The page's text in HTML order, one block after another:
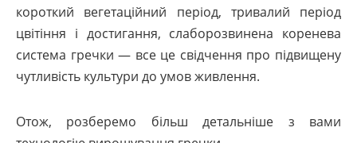
короткий вегетаційний період, тривалий період
цвітіння і достигання, слаборозвинена коренева
система гречки — все це свідчення про підвищену
чутливість культури до умов живлення.
Отож, розберемо більш детальніше з вами